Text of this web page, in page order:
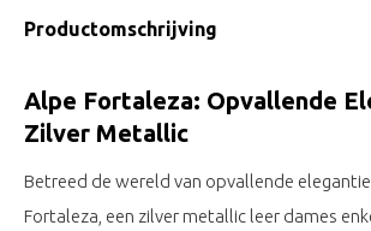
Productomschrijving
Alpe Fortaleza: Opvallende
Zilver Metallic
Betreed de wereld van opvallende
Fortaleza, een zilver metallic leer dames